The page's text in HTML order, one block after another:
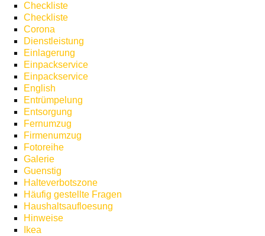
Checkliste
Checkliste
Corona
Dienstleistung
Einlagerung
Einpackservice
Einpackservice
English
Entrümpelung
Entsorgung
Fernumzug
Firmenumzug
Fotoreihe
Galerie
Guenstig
Halteverbotszone
Häufig gestellte Fragen
Haushaltsaufloesung
Hinweise
Ikea